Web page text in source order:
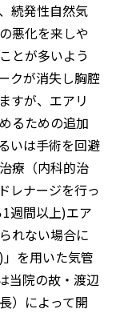
続発性自然気
悪化を来しや
とが多いよう
クが消失し胸腔
すが、エアリ
るための追加
いは手術を回避
療（内科的治
レナージを行っ
週間以上)エア
れない場合に
を用いた気管
当院の故・渡辺
）によって開